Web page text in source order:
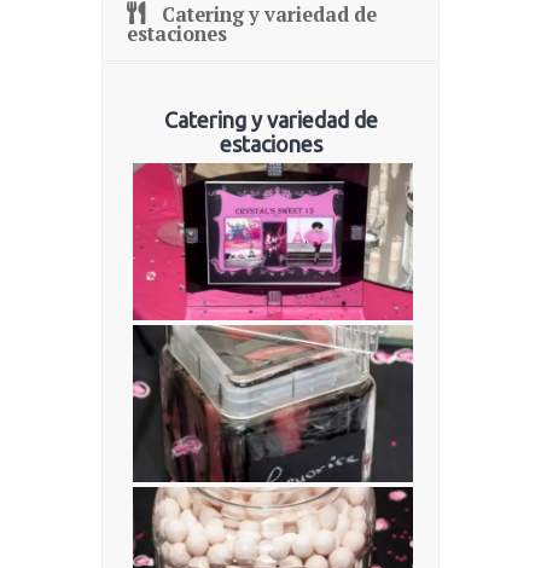
Catering y variedad de
estaciones
Catering y variedad de
estaciones